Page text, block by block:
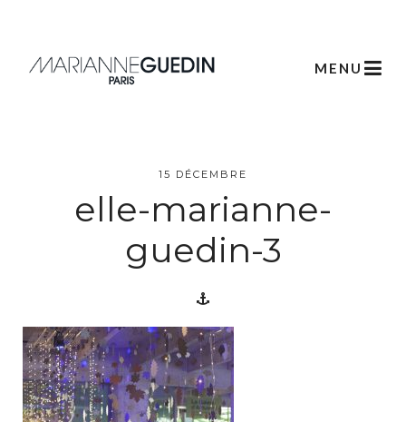
MENU
L’atelier
Créations
Scénographie
Végétale
Créations
15 DÉCEMBRE
elle-marianne-
guedin-3